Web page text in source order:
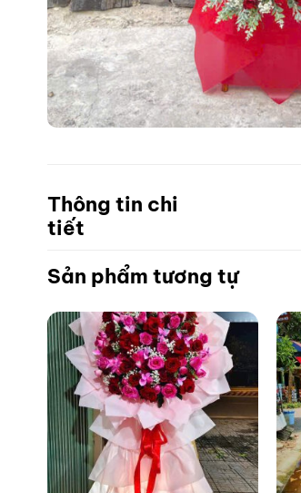
Thông tin chi
tiết
Sản phẩm tương tự